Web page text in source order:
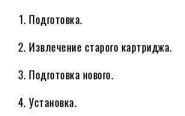
Подготовка.
Извлечение старого картриджа.
Подготовка нового.
Установка.